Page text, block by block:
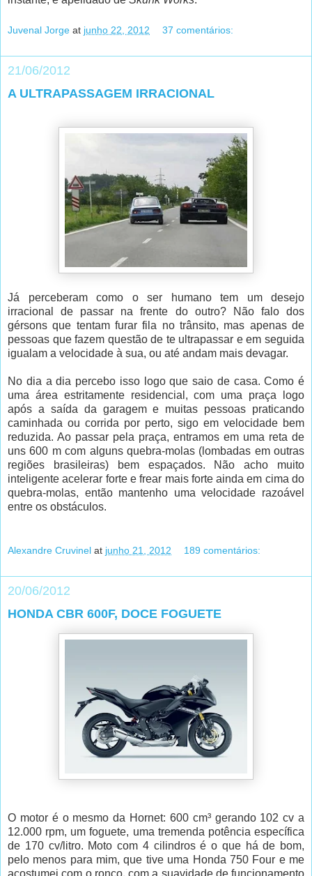
Juvenal Jorge at junho 22, 2012 37 comentários:
21/06/2012
A ULTRAPASSAGEM IRRACIONAL
Já perceberam como o ser humano tem um desejo
irracional de passar na frente do outro? Não falo dos
gérsons que tentam furar fila no trânsito, mas apenas de
pessoas que fazem questão de te ultrapassar e em seguida
igualam a velocidade à sua, ou até andam mais devagar.
No dia a dia percebo isso logo que saio de casa. Como é
uma área estritamente residencial, com uma praça logo
após a saída da garagem e muitas pessoas praticando
caminhada ou corrida por perto, sigo em velocidade bem
reduzida. Ao passar pela praça, entramos em uma reta de
uns 600 m com alguns quebra-molas (lombadas em outras
regiões brasileiras) bem espaçados. Não acho muito
inteligente acelerar forte e frear mais forte ainda em cima do
quebra-molas, então mantenho uma velocidade razoável
entre os obstáculos.
Alexandre Cruvinel at junho 21, 2012 189 comentários:
20/06/2012
HONDA CBR 600F, DOCE FOGUETE
O motor é o mesmo da Hornet: 600 cm³ gerando 102 cv a
12.000 rpm, um foguete, uma tremenda potência específica
de 170 cv/litro. Moto com 4 cilindros é o que há de bom,
pelo menos para mim, que tive uma Honda 750 Four e me
acostumei com o ronco, com a suavidade de funcionamento